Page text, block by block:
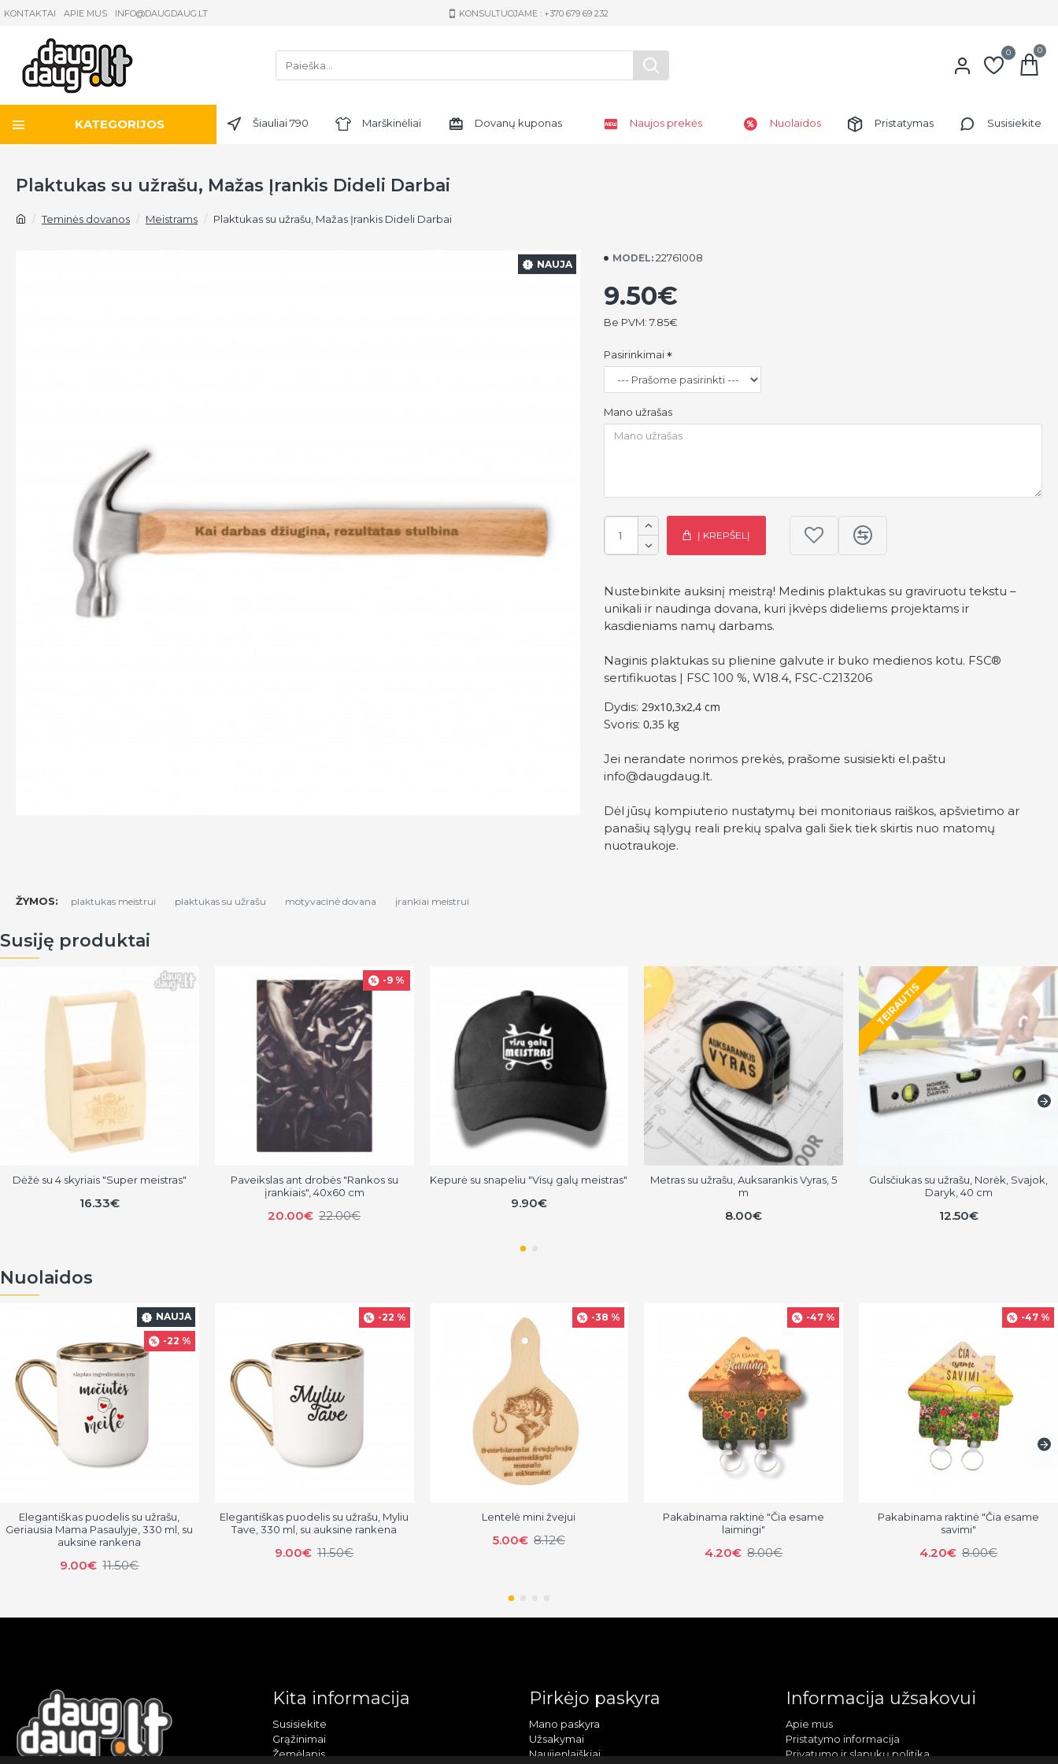
KONTAKTAI APIE MUS INFO@DAUGDAUG.LT KONSULTUOJAME : +370 679 69 232
0 0
KATEGORIJOS Šiauliai 790 Marškinėliai Dovanų kuponas Naujos prekės Nuolaidos Pristatymas Susisiekite
Teminės dovanos Meistrams Plaktukas su užrašu, Mažas Įrankis Dideli Darbai
Plaktukas su užrašu, Mažas Įrankis Dideli Darbai
NAUJA
MODEL: 22761008
9.50€
Be PVM: 7.85€
Pasirinkimai
Mano užrašas
Į KREPŠELĮ
Nustebinkite auksinį meistrą! Medinis plaktukas su graviruotu tekstu –
unikali ir naudinga dovana, kuri įkvėps dideliems projektams ir
kasdieniams namų darbams.
Naginis plaktukas su plienine galvute ir buko medienos kotu. FSC®
sertifikuotas | FSC 100 %, W18.4, FSC-C213206
Dydis:29x10,3x2,4 cm
Svoris:0,35 kg
Jei nerandate norimos prekės, prašome susisiekti el.paštu
info@daugdaug.lt.
Dėl jūsų kompiuterio nustatymų bei monitoriaus raiškos, apšvietimo ar
panašių sąlygų reali prekių spalva gali šiek tiek skirtis nuo matomų
nuotraukoje.
ŽYMOS: plaktukas meistrui plaktukas su užrašu motyvacinė dovana įrankiai meistrui
Susiję produktai
Dėžė su 4 skyriais "Super meistras"
16.33€
-9 %
Paveikslas ant drobės "Rankos su
įrankiais", 40x60 cm
20.00€ 22.00€
Kepurė su snapeliu "Visų galų meistras"
9.90€
Metras su užrašu, Auksarankis Vyras, 5
m
8.00€
TEIRAUTIS
Gulsčiukas su užrašu, Norėk, Svajok,
Daryk, 40 cm
12.50€
Nuolaidos
NAUJA
-22 %
Elegantiškas puodelis su užrašu,
Geriausia Mama Pasaulyje, 330 ml, su
auksine rankena
9.00€ 11.50€
-22 %
Elegantiškas puodelis su užrašu, Myliu
Tave, 330 ml, su auksine rankena
9.00€ 11.50€
-38 %
Lentelė mini žvejui
5.00€ 8.12€
-47 %
Pakabinama raktinė "Čia esame
laimingi"
4.20€ 8.00€
-47 %
Pakabinama raktinė "Čia esame
savimi"
4.20€ 8.00€
Kita informacija
Susisiekite
Grąžinimai
Žemėlapis
Pirkėjo paskyra
Mano paskyra
Užsakymai
Naujienlaiškiai
Informacija užsakovui
Apie mus
Pristatymo informacija
Privatumo ir slapukų politika